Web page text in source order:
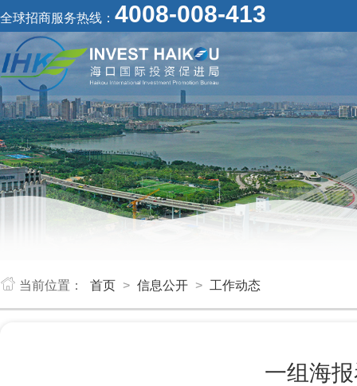
全球招商服务热线： 4008-008-413
当前位置： 首页 > 信息公开 > 工作动态
一组海